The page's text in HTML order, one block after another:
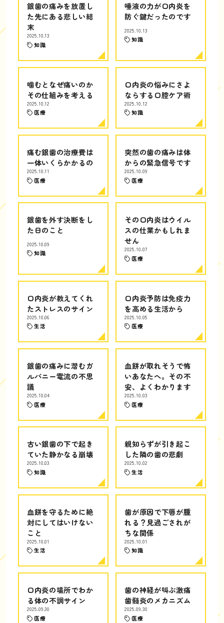
銀歯の痛みを放置し
た先にある悲しい結
末
2025.10.13
知識
唾液の力が口内炎を
防ぐ鍵だったのです
2025.10.13
知識
噛むとなぜ痛いのか
その仕組みを考える
2025.10.12
医療
口内炎の悩みにさよ
ならする口腔ケア術
2025.10.12
知識
痛む銀歯の治療費は
一体いくらかかるの
2025.10.11
医療
突然の歯の痛みは体
からの緊急信号です
2025.10.09
医療
銀歯を外す決断をし
た日のこと
2025.10.09
知識
その口内炎はウイル
スの仕業かもしれま
せん
2025.10.07
医療
口内炎が教えてくれ
たストレスのサイン
2025.10.06
生活
口内炎予防は免疫力
を高める生活から
2025.10.05
医療
銀歯の痛みに潜むガ
ルバニー電流の不思
議
2025.10.04
医療
血餅が取れそうで怖
いあなたへ。その不
安、よくわかります
2025.10.03
医療
古い銀歯の下で起き
ていた静かなる崩壊
2025.10.03
知識
親知らずが引き起こ
した隣の歯の悲劇
2025.10.02
生活
血餅を守るために絶
対にしてはいけない
こと
2025.10.01
生活
歯が原因で下唇が腫
れる？見過ごされが
ちな関係
2025.10.01
知識
口内炎の場所でわか
る体の不調サイン
2025.09.30
医療
歯の神経が叫ぶ激痛
歯髄炎のメカニズム
2025.09.30
医療